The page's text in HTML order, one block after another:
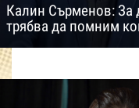
Калин Сърменов: За
трябва да помним